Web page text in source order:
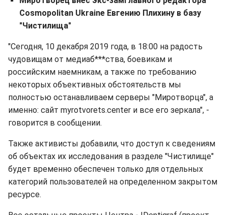
Cosmopolitan Ukraine Евгению Плихину в базу
"Чистилища"
"Сегодня, 10 декабря 2019 года, в 18:00 на радость
чудовищам от медиаб***ства, боевикам и
российским наемникам, а также по требованию
некоторых объективных обстоятельств мы
полностью останавливаем серверы "Миротворца", а
именно: сайт myrotvorets.center и все его зеркала", -
говорится в сообщении.
Также активисты добавили, что доступ к сведениям
об объектах их исследования в разделе "Чистилище"
будет временно обеспечен только для отдельных
категорий пользователей на определенном закрытом
ресурсе.